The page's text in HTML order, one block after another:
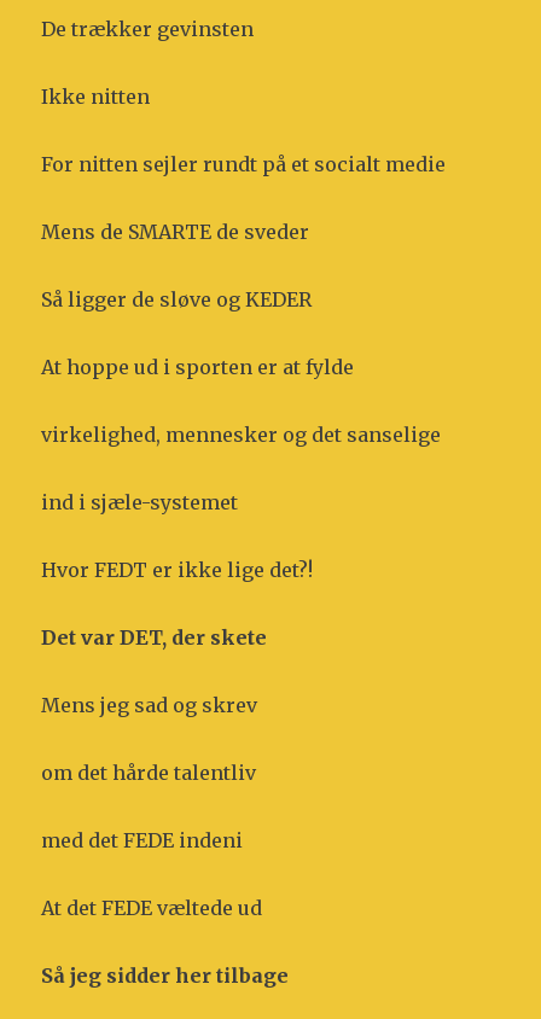
De trækker gevinsten
Ikke nitten
For nitten sejler rundt på et socialt medie
Mens de SMARTE de sveder
Så ligger de sløve og KEDER
At hoppe ud i sporten er at fylde
virkelighed, mennesker og det sanselige
ind i sjæle-systemet
Hvor FEDT er ikke lige det?!
Det var DET, der skete
Mens jeg sad og skrev
om det hårde talentliv
med det FEDE indeni
At det FEDE væltede ud
Så jeg sidder her tilbage